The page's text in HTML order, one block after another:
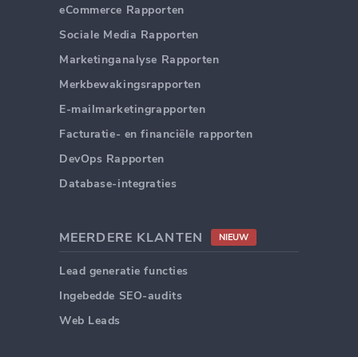
eCommerce Rapporten
Sociale Media Rapporten
Marketinganalyse Rapporten
Merkbewakingsrapporten
E-mailmarketingrapporten
Facturatie- en financiële rapporten
DevOps Rapporten
Database-integraties
MEERDERE KLANTEN NIEUW
Lead generatie functies
Ingebedde SEO-audits
Web Leads